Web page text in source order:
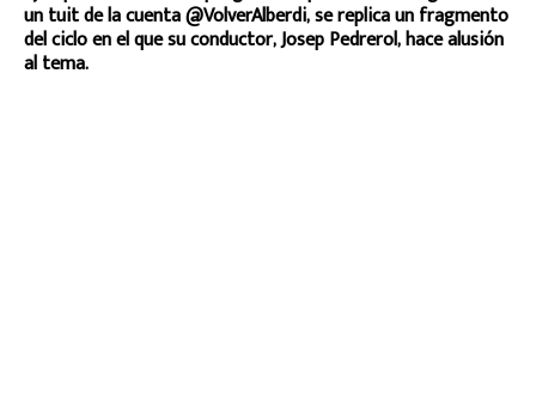
un tuit de la cuenta @VolverAlberdi, se replica un fragmento
del ciclo en el que su conductor, Josep Pedrerol, hace alusión
al tema.